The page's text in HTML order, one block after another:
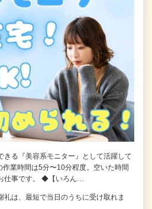
きる『美容系モニター』として活躍して
作業時間は5分〜10分程度。空いた時間
仕事です。 ◆【いろん…
は、最短で当日のうちに受け取れま